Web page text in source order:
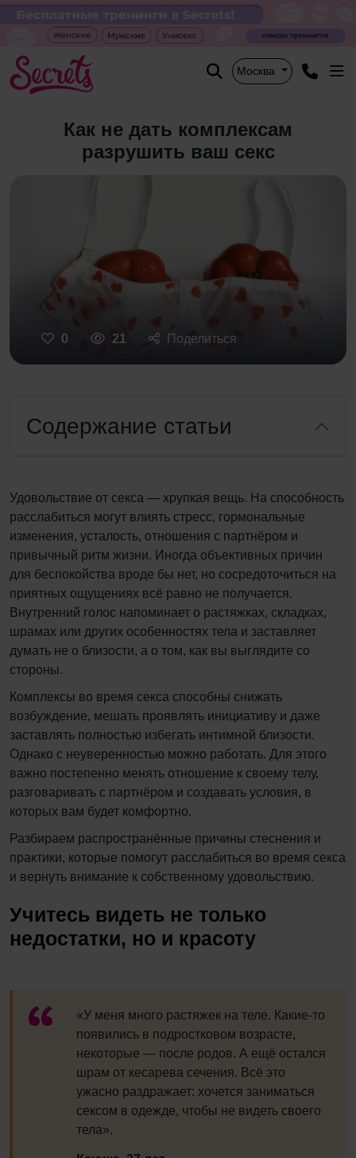
Москва
Как не дать комплексам
разрушить ваш секс
0 21 Поделиться
Содержание статьи
Удовольствие от секса — хрупкая вещь. На способность
расслабиться могут влиять стресс, гормональные
изменения, усталость, отношения с партнёром и
привычный ритм жизни. Иногда объективных причин
для беспокойства вроде бы нет, но сосредоточиться на
приятных ощущениях всё равно не получается.
Внутренний голос напоминает о растяжках, складках,
шрамах или других особенностях тела и заставляет
думать не о близости, а о том, как вы выглядите со
стороны.
Комплексы во время секса способны снижать
возбуждение, мешать проявлять инициативу и даже
заставлять полностью избегать интимной близости.
Однако с неуверенностью можно работать. Для этого
важно постепенно менять отношение к своему телу,
разговаривать с партнёром и создавать условия, в
которых вам будет комфортно.
Разбираем распространённые причины стеснения и
практики, которые помогут расслабиться во время секса
и вернуть внимание к собственному удовольствию.
Учитесь видеть не только
недостатки, но и красоту
«У меня много растяжек на теле. Какие-то
появились в подростковом возрасте,
некоторые — после родов. А ещё остался
шрам от кесарева сечения. Всё это
ужасно раздражает: хочется заниматься
сексом в одежде, чтобы не видеть своего
тела».